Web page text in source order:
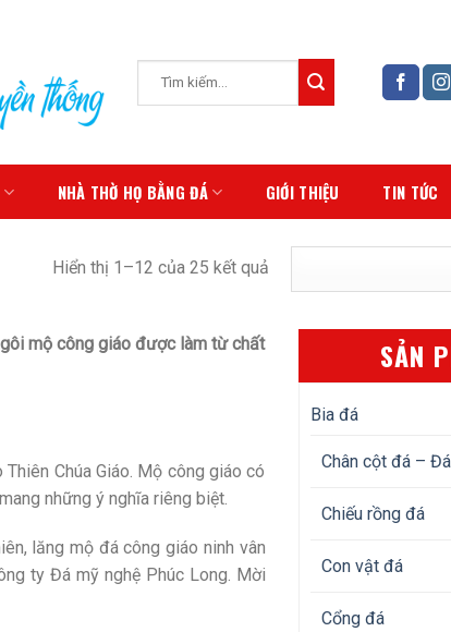
kiếm:
NHÀ THỜ HỌ BẰNG ĐÁ GIỚI THIỆU TIN TỨC
Hiển thị 1–12 của 25 kết quả
mộ công giáo được làm từ chất
Chúa Giáo. Mộ công giáo có
những ý nghĩa riêng biệt.
lăng mộ đá công giáo ninh vân
ty Đá mỹ nghệ Phúc Long. Mời
SẢN
Bia đá
Chân cột đá –
Chiếu rồng đá
Con vật đá
Cổng đá